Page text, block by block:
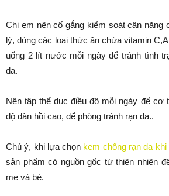
Chị em nên cố gắng kiểm soát cân nặng
lý, dùng các loại thức ăn chứa vitamin
uống 2 lít nước mỗi ngày để tránh tình
da.
Nên tập thể dục điều độ mỗi ngày để cơ
độ đàn hồi cao, để phòng tránh rạn da..
Chú ý, khi lựa chọn kem chống rạn da khi
sản phẩm có nguồn gốc từ thiên nhiên
mẹ và bé.